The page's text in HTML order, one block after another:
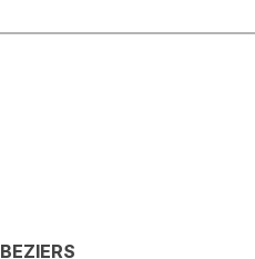
BEZIERS